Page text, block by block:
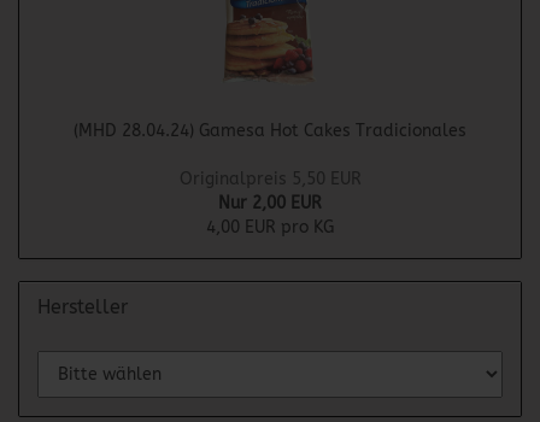
(MHD 28.04.24) Gamesa Hot Cakes Tradicionales
Originalpreis 5,50 EUR
Nur 2,00 EUR
4,00 EUR pro KG
Hersteller